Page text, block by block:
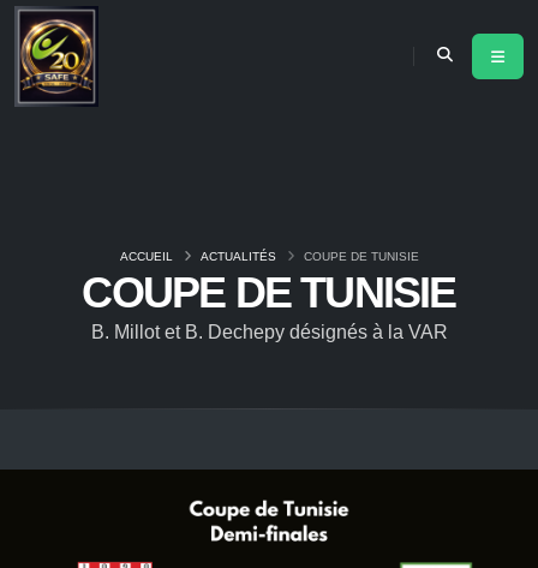
COUPE DE TUNISIE
B. Millot et B. Dechepy désignés à la VAR
ACCUEIL ACTUALITÉS COUPE DE TUNISIE